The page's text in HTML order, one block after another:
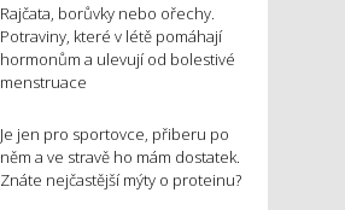
Rajčata, borůvky nebo ořechy.
Potraviny, které v létě pomáhají
hormonům a ulevují od bolestivé
menstruace
Je jen pro sportovce, přiberu po
něm a ve stravě ho mám dostatek.
Znáte nejčastější mýty o proteinu?